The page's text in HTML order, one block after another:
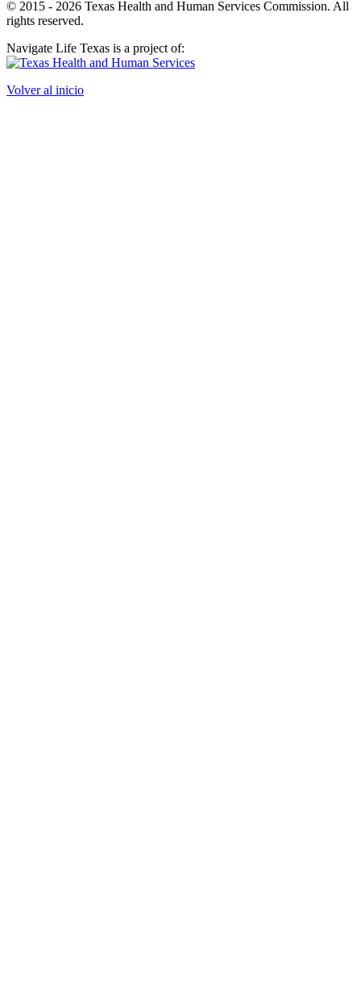
© 2015 - 2026 Texas Health and Human Services Commission. All
rights reserved.
Navigate Life Texas is a project of:
Volver al inicio